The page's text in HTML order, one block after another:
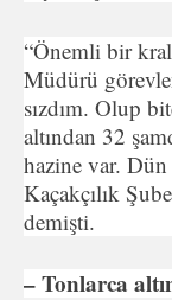
“Önemli bir
Müdürü
sızdım. Olup
altından 32
hazine var. Dün
Kaçakçılık
demişti.
– Tonlarca